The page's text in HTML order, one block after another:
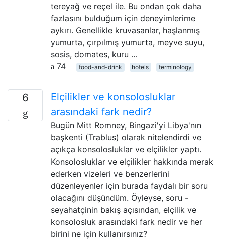
tereyağ ve reçel ile. Bu ondan çok daha
fazlasını bulduğum için deneyimlerime
aykırı. Genellikle kruvasanlar, haşlanmış
yumurta, çırpılmış yumurta, meyve suyu,
sosis, domates, kuru …
74
food-and-drink hotels terminology
6
Elçilikler ve konsolosluklar
arasındaki fark nedir?
Bugün Mitt Romney, Bingazi'yi Libya'nın
başkenti (Trablus) olarak nitelendirdi ve
açıkça konsolosluklar ve elçilikler yaptı.
Konsolosluklar ve elçilikler hakkında merak
ederken vizeleri ve benzerlerini
düzenleyenler için burada faydalı bir soru
olacağını düşündüm. Öyleyse, soru -
seyahatçinin bakış açısından, elçilik ve
konsolosluk arasındaki fark nedir ve her
birini ne için kullanırsınız?